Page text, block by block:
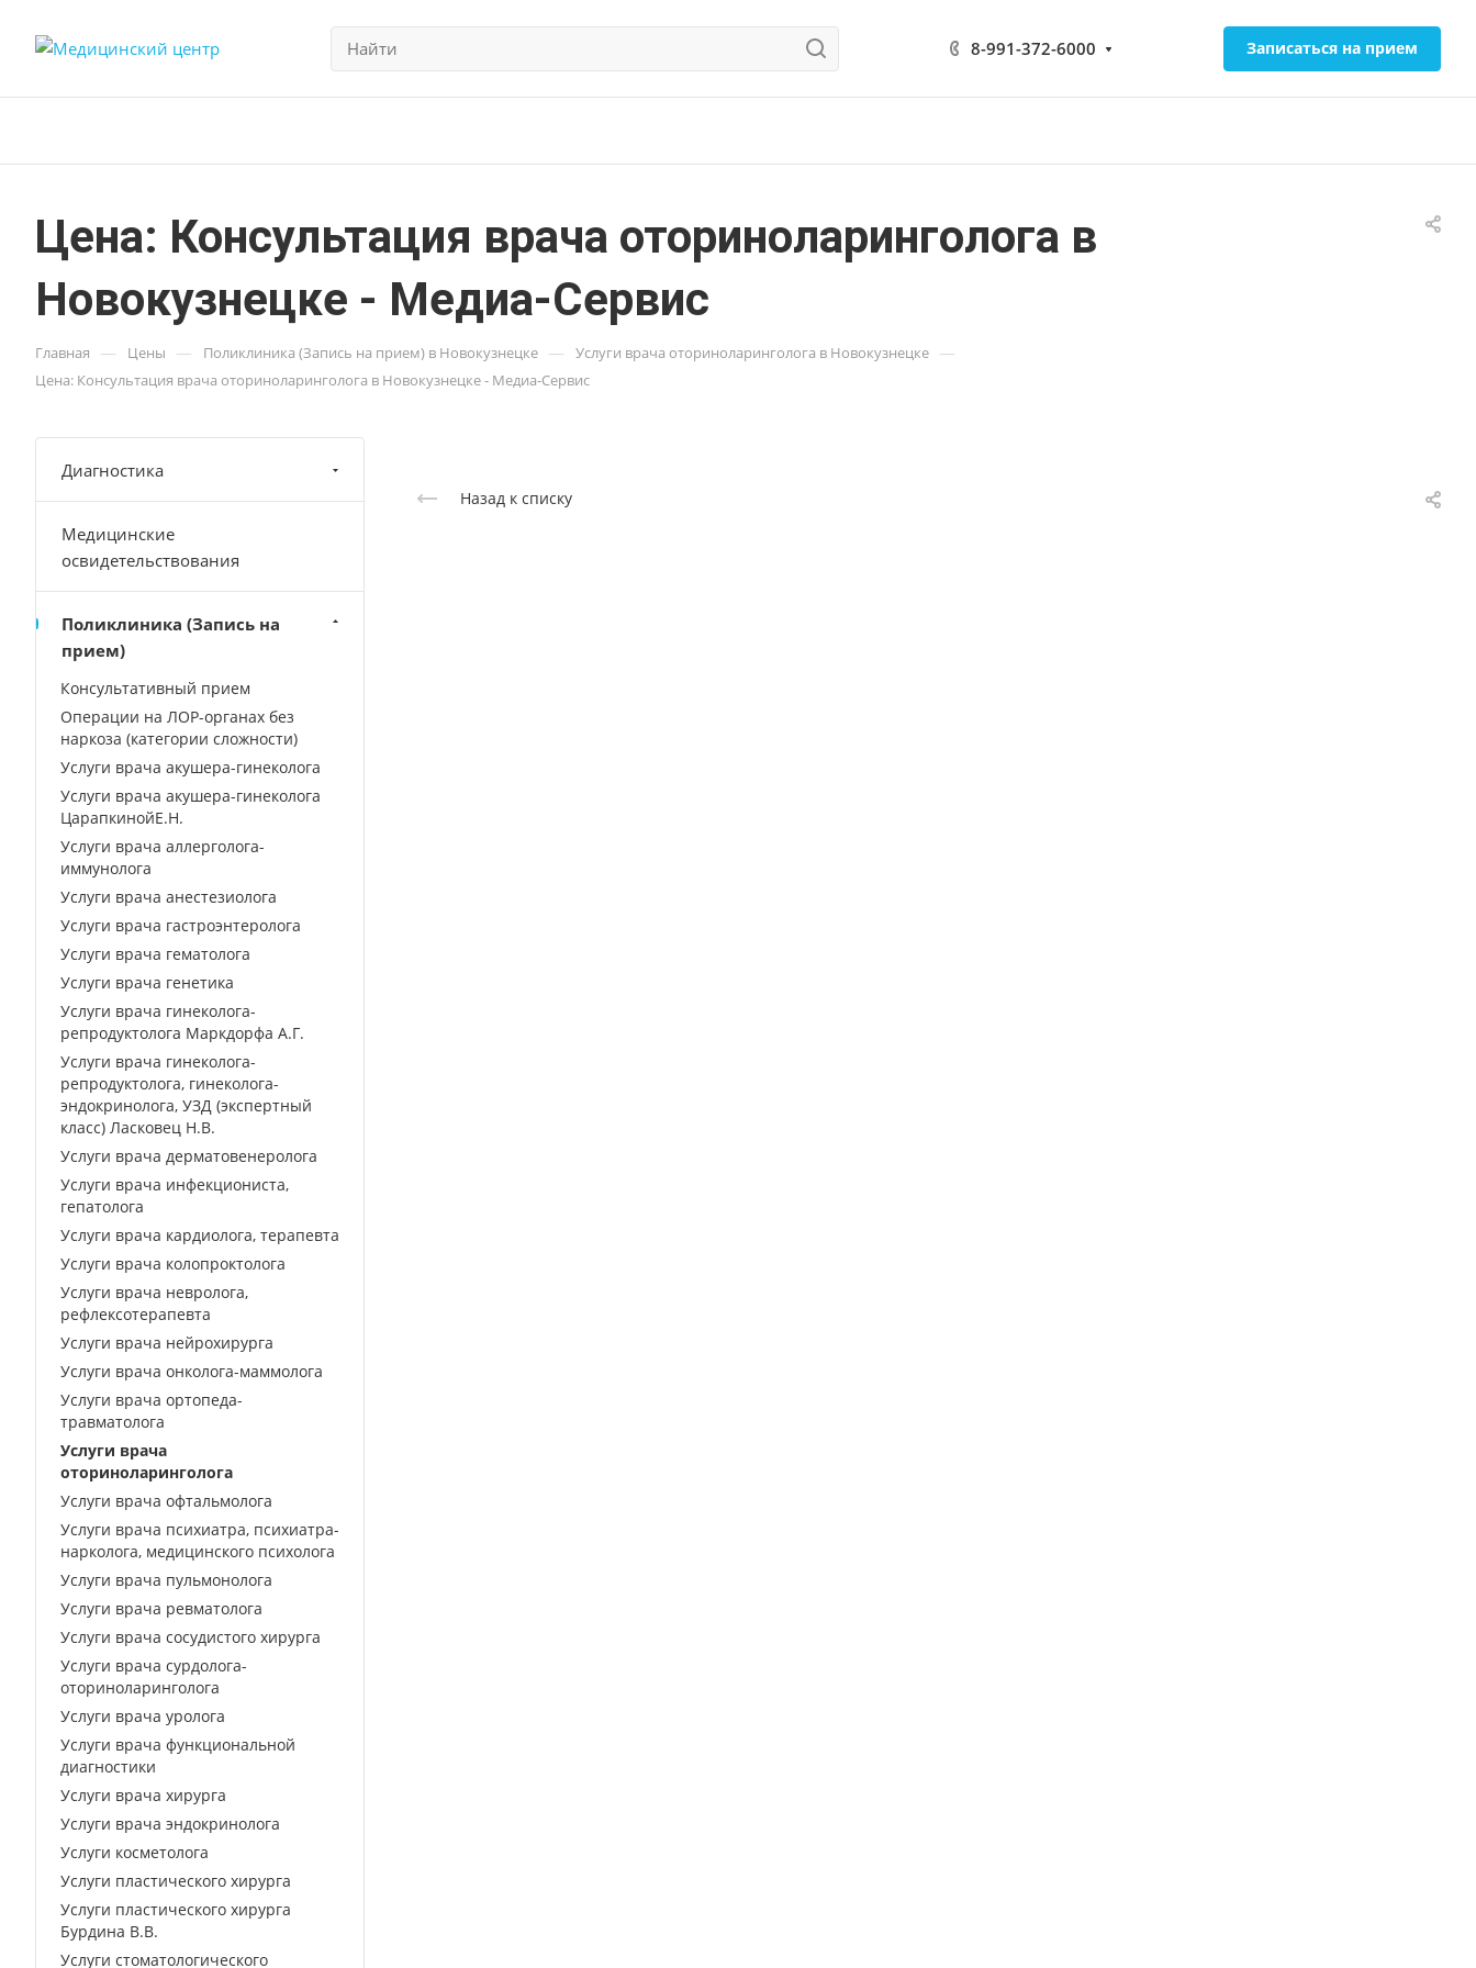
8-991-372-6000 Записаться на прием
Цена: Консультация врача оториноларинголога в
Новокузнецке - Медиа-Сервис
Главная — Цены — Поликлиника (Запись на прием) в Новокузнецке — Услуги врача оториноларинголога в Новокузнецке —
Цена: Консультация врача оториноларинголога в Новокузнецке - Медиа-Сервис
Назад к списку
Диагностика
Медицинские
освидетельствования
Поликлиника (Запись на
прием)
Консультативный прием
Операции на ЛОР-органах без
наркоза (категории сложности)
Услуги врача акушера-гинеколога
Услуги врача акушера-гинеколога
ЦарапкинойЕ.Н.
Услуги врача аллерголога-
иммунолога
Услуги врача анестезиолога
Услуги врача гастроэнтеролога
Услуги врача гематолога
Услуги врача генетика
Услуги врача гинеколога-
репродуктолога Маркдорфа А.Г.
Услуги врача гинеколога-
репродуктолога, гинеколога-
эндокринолога, УЗД (экспертный
класс) Ласковец Н.В.
Услуги врача дерматовенеролога
Услуги врача инфекциониста,
гепатолога
Услуги врача кардиолога, терапевта
Услуги врача колопроктолога
Услуги врача невролога,
рефлексотерапевта
Услуги врача нейрохирурга
Услуги врача онколога-маммолога
Услуги врача ортопеда-
травматолога
Услуги врача
оториноларинголога
Услуги врача офтальмолога
Услуги врача психиатра, психиатра-
нарколога, медицинского психолога
Услуги врача пульмонолога
Услуги врача ревматолога
Услуги врача сосудистого хирурга
Услуги врача сурдолога-
оториноларинголога
Услуги врача уролога
Услуги врача функциональной
диагностики
Услуги врача хирурга
Услуги врача эндокринолога
Услуги косметолога
Услуги пластического хирурга
Услуги пластического хирурга
Бурдина В.В.
Услуги стоматологического